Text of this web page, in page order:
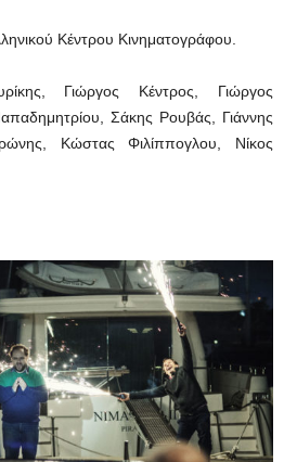
Κέντρου Κινηματογράφου.
Γιώργος Κέντρος, Γιώργος
Σάκης Ρουβάς, Γιάννης
Κώστας Φιλίππογλου, Νίκος